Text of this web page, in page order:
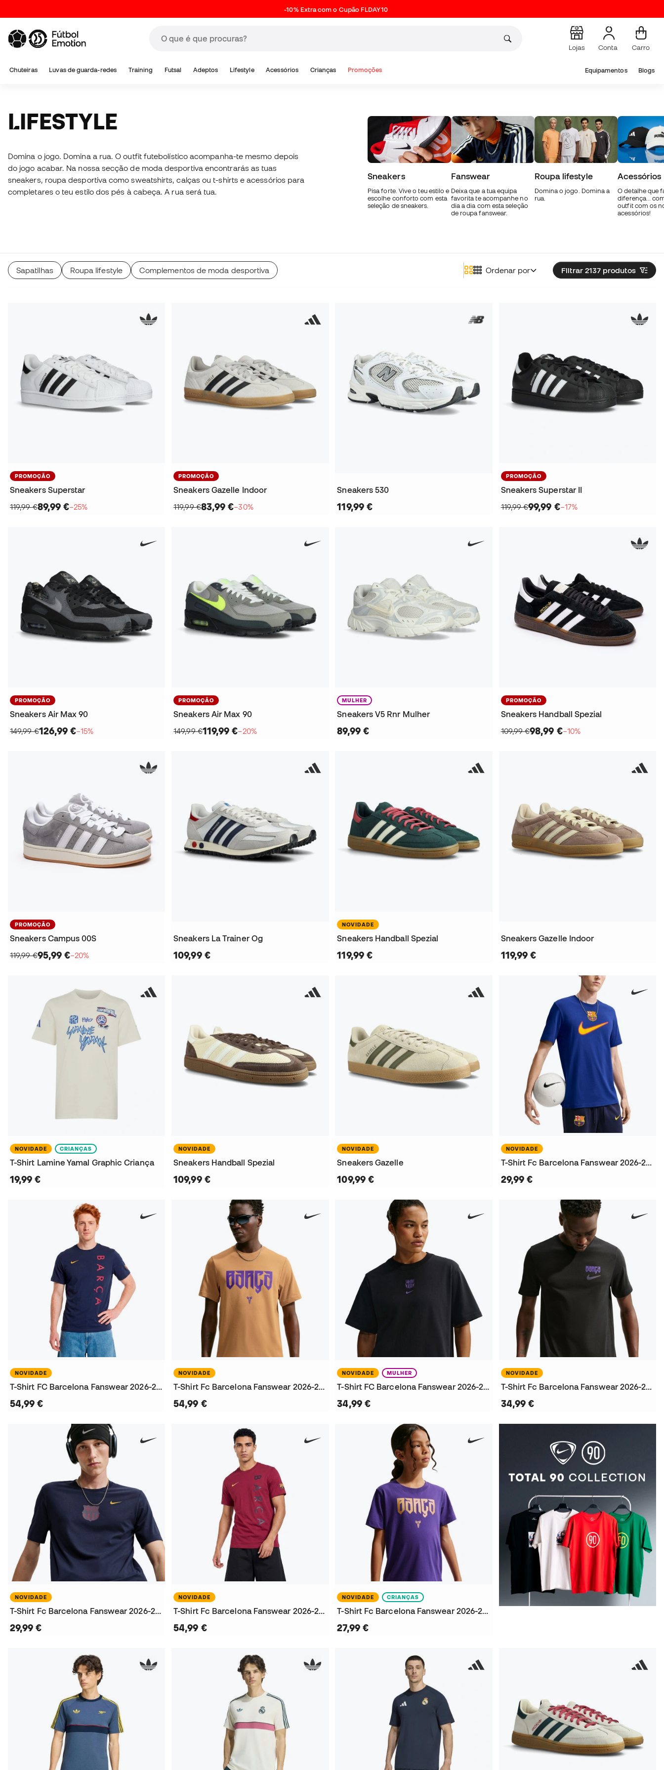
-10% Extra com o Cupão FLDAY10
Lojas Conta Carro
Chuteiras Luvas de guarda-redes Training Futsal Adeptos Lifestyle Acessórios Crianças Promoções Equipamentos Blogs
LIFESTYLE
Domina o jogo. Domina a rua. O outfit futebolístico acompanha-te mesmo depois
do jogo acabar. Na nossa secção de moda desportiva encontrarás as tuas
sneakers, roupa desportiva como sweatshirts, calças ou t-shirts e acessórios para
completares o teu estilo dos pés à cabeça. A rua será tua.
Sneakers
Pisa forte. Vive o teu estilo e
escolhe conforto com esta
seleção de sneakers.
Fanswear
Deixa que a tua equipa
favorita te acompanhe no
dia a dia com esta seleção
de roupa fanswear.
Roupa lifestyle
Domina o jogo. Domina a
rua.
Acessórios
O detalhe que
diferença...
outfit com os
acessórios!
Filtrar 2137 produtos
Ordenar por
Sapatilhas Roupa lifestyle Complementos de moda desportiva
PROMOÇÃO
Sneakers Superstar
119,99 €89,99 €−25%
PROMOÇÃO
Sneakers Gazelle Indoor
119,99 €83,99 €−30%
Sneakers 530
119,99 €
PROMOÇÃO
Sneakers Superstar II
119,99 €99,99 €−17%
PROMOÇÃO
Sneakers Air Max 90
149,99 €126,99 €−15%
PROMOÇÃO
Sneakers Air Max 90
149,99 €119,99 €−20%
MULHER
Sneakers V5 Rnr Mulher
89,99 €
PROMOÇÃO
Sneakers Handball Spezial
109,99 €98,99 €−10%
PROMOÇÃO
Sneakers Campus 00S
119,99 €95,99 €−20%
Sneakers La Trainer Og
109,99 €
NOVIDADE
Sneakers Handball Spezial
119,99 €
Sneakers Gazelle Indoor
119,99 €
NOVIDADE CRIANÇAS
T-Shirt Lamine Yamal Graphic Criança
19,99 €
NOVIDADE
Sneakers Handball Spezial
109,99 €
NOVIDADE
Sneakers Gazelle
109,99 €
NOVIDADE
T-Shirt Fc Barcelona Fanswear 2026-2027
29,99 €
NOVIDADE
T-Shirt FC Barcelona Fanswear 2026-2027
54,99 €
NOVIDADE
T-Shirt Fc Barcelona Fanswear 2026-2027
54,99 €
NOVIDADE MULHER
T-Shirt FC Barcelona Fanswear 2026-2027 Mulher
34,99 €
NOVIDADE
T-Shirt Fc Barcelona Fanswear 2026-2027
34,99 €
NOVIDADE
T-Shirt Fc Barcelona Fanswear 2026-2027
29,99 €
NOVIDADE
T-Shirt Fc Barcelona Fanswear 2026-2027
54,99 €
NOVIDADE CRIANÇAS
T-Shirt Fc Barcelona Fanswear 2026-2027 Niño
27,99 €